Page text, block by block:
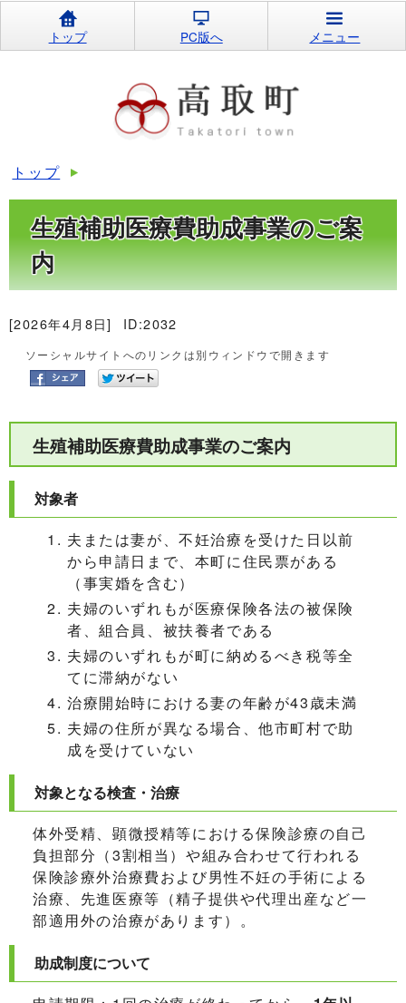
トップ PC版へ メニュー
トップ
生殖補助医療費助成事業のご案
内
[2026年4月8日] ID:2032
ソーシャルサイトへのリンクは別ウィンドウで開きます
生殖補助医療費助成事業のご案内
対象者
夫または妻が、不妊治療を受けた日以前
から申請日まで、本町に住民票がある
（事実婚を含む）
夫婦のいずれもが医療保険各法の被保険
者、組合員、被扶養者である
夫婦のいずれもが町に納めるべき税等全
てに滞納がない
治療開始時における妻の年齢が43歳未満
夫婦の住所が異なる場合、他市町村で助
成を受けていない
対象となる検査・治療
体外受精、顕微授精等における保険診療の自己
負担部分（3割相当）や組み合わせて行われる
保険診療外治療費および男性不妊の手術による
治療、先進医療等（精子提供や代理出産など一
部適用外の治療があります）。
助成制度について